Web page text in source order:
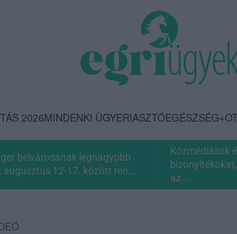
2026MINDENKI ÜGYERIASZTÓEGÉSZSÉG+
belvárosának legnagyobb
augusztus 12-17. között ren...
Közmédiások
az...